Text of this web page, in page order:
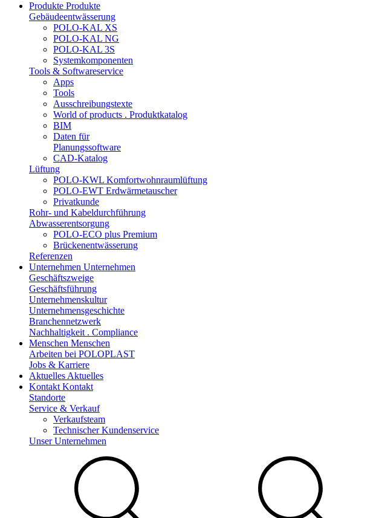
Produkte Produkte
Gebäudeentwässerung
POLO-KAL XS
POLO-KAL NG
POLO-KAL 3S
Systemkomponenten
Tools & Softwareservice
Apps
Tools
Ausschreibungstexte
World of products . Produktkatalog
BIM
Daten für
Planungssoftware
CAD-Katalog
Lüftung
POLO-KWL Komfortwohnraumlüftung
POLO-EWT Erdwärmetauscher
Privatkunde
Rohr- und Kabeldurchführung
Abwasserentsorgung
POLO-ECO plus Premium
Brückenentwässerung
Referenzen
Unternehmen Unternehmen
Geschäftszweige
Geschäftsführung
Unternehmenskultur
Unternehmensgeschichte
Branchennetzwerk
Nachhaltigkeit . Compliance
Menschen Menschen
Arbeiten bei POLOPLAST
Jobs & Karriere
Aktuelles Aktuelles
Kontakt Kontakt
Standorte
Service & Verkauf
Verkaufsteam
Technischer Kundenservice
Unser Unternehmen